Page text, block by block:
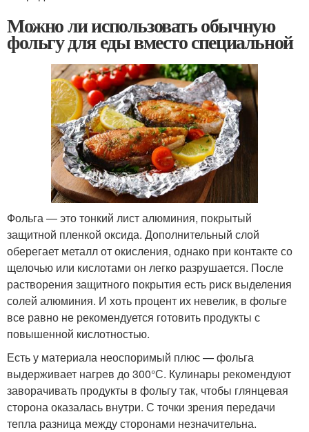
Можно ли использовать обычную
фольгу для еды вместо специальной
Фольга — это тонкий лист алюминия, покрытый
защитной пленкой оксида. Дополнительный слой
оберегает металл от окисления, однако при контакте со
щелочью или кислотами он легко разрушается. После
растворения защитного покрытия есть риск выделения
солей алюминия. И хоть процент их невелик, в фольге
все равно не рекомендуется готовить продукты с
повышенной кислотностью.
Есть у материала неоспоримый плюс — фольга
выдерживает нагрев до 300°С. Кулинары рекомендуют
заворачивать продукты в фольгу так, чтобы глянцевая
сторона оказалась внутри. С точки зрения передачи
тепла разница между сторонами незначительна.